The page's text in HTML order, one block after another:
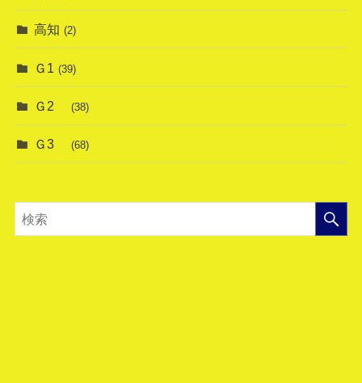
高知 (2)
Ｇ1 (39)
Ｇ2 (38)
Ｇ3 (68)